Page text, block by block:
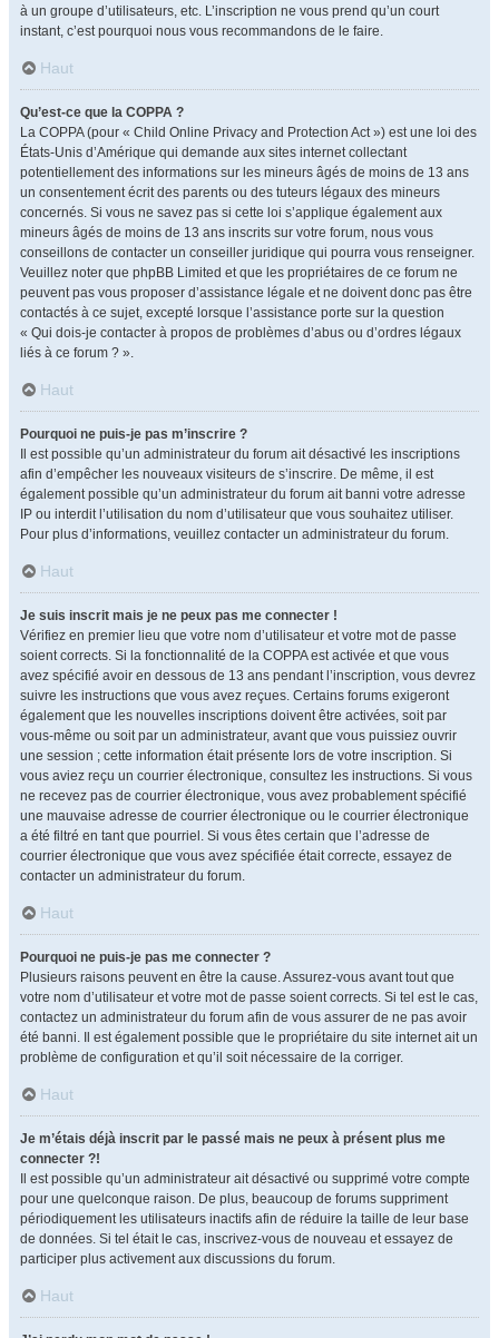
à un groupe d’utilisateurs, etc. L’inscription ne vous prend qu’un court
instant, c’est pourquoi nous vous recommandons de le faire.
Haut
Qu’est-ce que la COPPA ?
La COPPA (pour « Child Online Privacy and Protection Act ») est une loi des
États-Unis d’Amérique qui demande aux sites internet collectant
potentiellement des informations sur les mineurs âgés de moins de 13 ans
un consentement écrit des parents ou des tuteurs légaux des mineurs
concernés. Si vous ne savez pas si cette loi s’applique également aux
mineurs âgés de moins de 13 ans inscrits sur votre forum, nous vous
conseillons de contacter un conseiller juridique qui pourra vous renseigner.
Veuillez noter que phpBB Limited et que les propriétaires de ce forum ne
peuvent pas vous proposer d’assistance légale et ne doivent donc pas être
contactés à ce sujet, excepté lorsque l’assistance porte sur la question
« Qui dois-je contacter à propos de problèmes d’abus ou d’ordres légaux
liés à ce forum ? ».
Haut
Pourquoi ne puis-je pas m’inscrire ?
Il est possible qu’un administrateur du forum ait désactivé les inscriptions
afin d’empêcher les nouveaux visiteurs de s’inscrire. De même, il est
également possible qu’un administrateur du forum ait banni votre adresse
IP ou interdit l’utilisation du nom d’utilisateur que vous souhaitez utiliser.
Pour plus d’informations, veuillez contacter un administrateur du forum.
Haut
Je suis inscrit mais je ne peux pas me connecter !
Vérifiez en premier lieu que votre nom d’utilisateur et votre mot de passe
soient corrects. Si la fonctionnalité de la COPPA est activée et que vous
avez spécifié avoir en dessous de 13 ans pendant l’inscription, vous devrez
suivre les instructions que vous avez reçues. Certains forums exigeront
également que les nouvelles inscriptions doivent être activées, soit par
vous-même ou soit par un administrateur, avant que vous puissiez ouvrir
une session ; cette information était présente lors de votre inscription. Si
vous aviez reçu un courrier électronique, consultez les instructions. Si vous
ne recevez pas de courrier électronique, vous avez probablement spécifié
une mauvaise adresse de courrier électronique ou le courrier électronique
a été filtré en tant que pourriel. Si vous êtes certain que l’adresse de
courrier électronique que vous avez spécifiée était correcte, essayez de
contacter un administrateur du forum.
Haut
Pourquoi ne puis-je pas me connecter ?
Plusieurs raisons peuvent en être la cause. Assurez-vous avant tout que
votre nom d’utilisateur et votre mot de passe soient corrects. Si tel est le cas,
contactez un administrateur du forum afin de vous assurer de ne pas avoir
été banni. Il est également possible que le propriétaire du site internet ait un
problème de configuration et qu’il soit nécessaire de la corriger.
Haut
Je m’étais déjà inscrit par le passé mais ne peux à présent plus me
connecter ?!
Il est possible qu’un administrateur ait désactivé ou supprimé votre compte
pour une quelconque raison. De plus, beaucoup de forums suppriment
périodiquement les utilisateurs inactifs afin de réduire la taille de leur base
de données. Si tel était le cas, inscrivez-vous de nouveau et essayez de
participer plus activement aux discussions du forum.
Haut